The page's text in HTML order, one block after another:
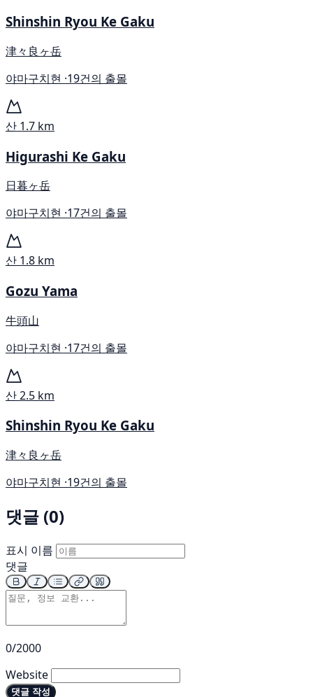
Shinshin Ryou Ke Gaku
津々良ヶ岳
야마구치현 ·19건의 출몰
산 1.7 km
Higurashi Ke Gaku
日暮ヶ岳
야마구치현 ·17건의 출몰
산 1.8 km
Gozu Yama
牛頭山
야마구치현 ·17건의 출몰
산2.5 km
Shinshin Ryou Ke Gaku
津々良ヶ岳
야마구치현 ·19건의 출몰
댓글 (0)
표시 이름
댓글
0/2000
Website
댓글 작성